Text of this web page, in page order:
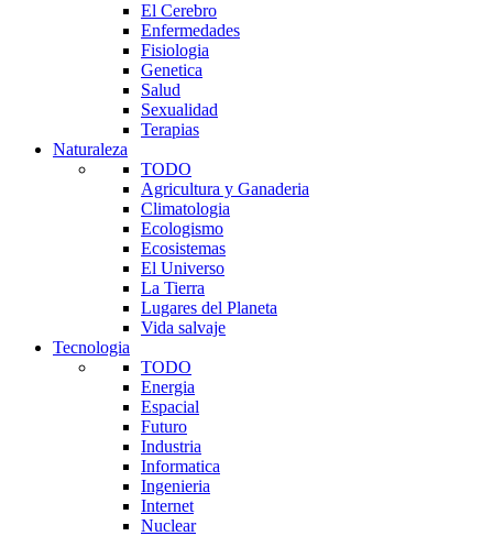
El Cerebro
Enfermedades
Fisiologia
Genetica
Salud
Sexualidad
Terapias
Naturaleza
TODO
Agricultura y Ganaderia
Climatologia
Ecologismo
Ecosistemas
El Universo
La Tierra
Lugares del Planeta
Vida salvaje
Tecnologia
TODO
Energia
Espacial
Futuro
Industria
Informatica
Ingenieria
Internet
Nuclear